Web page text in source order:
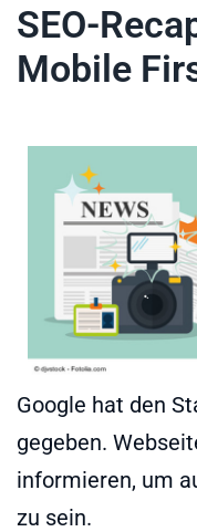
SEO-
Mobile
Google hat den
gegeben.
informieren, um
zu sein.